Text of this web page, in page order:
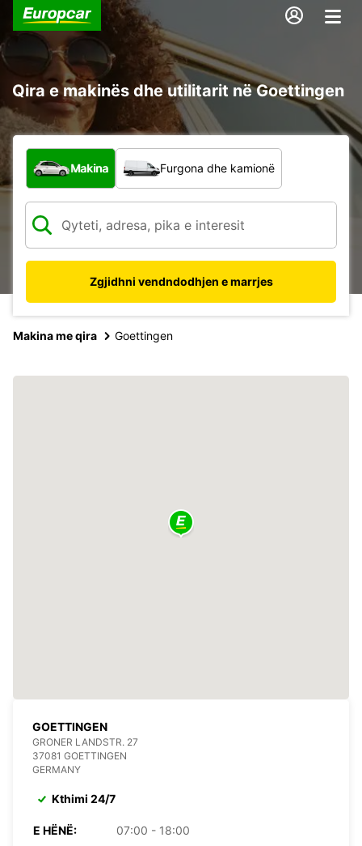
Qira e makinës dhe utilitarit në Goettingen
Çfarë lloj automjeti?
Makina Furgona dhe kamionë
Zgjidhni vendndodhjen e marrjes
Makina me qira Goettingen
GOETTINGEN
GRONER LANDSTR. 27
37081 GOETTINGEN
GERMANY
Kthimi 24/7
E HËNË:
07:00 - 18:00